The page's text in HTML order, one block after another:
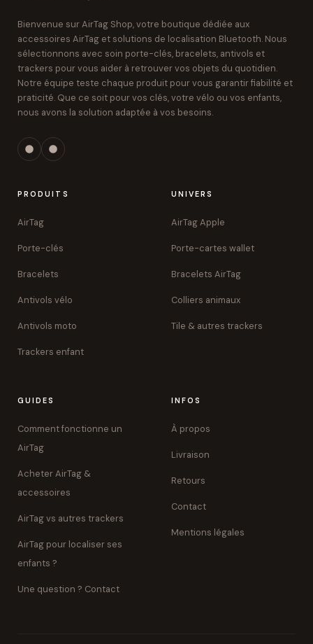
Bienvenue sur AirTag Shop, votre boutique dédiée aux
accessoires AirTag et solutions de localisation Bluetooth. Nous
sélectionnons avec soin porte-clés, bracelets, antivols et
trackers pour vous aider à retrouver vos objets du quotidien.
Notre équipe teste chaque produit pour vous garantir fiabilité et
praticité. Que ce soit pour vos clés, votre vélo ou vos enfants,
nous avons la solution adaptée à vos besoins.
PRODUITS
AirTag
Porte-clés
Bracelets
Antivols vélo
Antivols moto
Trackers enfant
UNIVERS
AirTag Apple
Porte-cartes wallet
Bracelets AirTag
Colliers animaux
Tile & autres trackers
GUIDES
Comment fonctionne un
AirTag
Acheter AirTag &
accessoires
AirTag vs autres trackers
AirTag pour localiser ses
enfants ?
Une question ? Contact
INFOS
À propos
Livraison
Retours
Contact
Mentions légales